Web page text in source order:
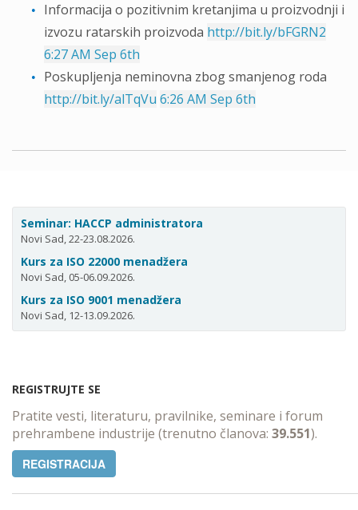
Informacija o pozitivnim kretanjima u proizvodnji i
izvozu ratarskih proizvoda http://bit.ly/bFGRN2
6:27 AM Sep 6th
Poskupljenja neminovna zbog smanjenog roda
http://bit.ly/alTqVu 6:26 AM Sep 6th
Seminar: HACCP administratora
Novi Sad, 22-23.08.2026.
Kurs za ISO 22000 menadžera
Novi Sad, 05-06.09.2026.
Kurs za ISO 9001 menadžera
Novi Sad, 12-13.09.2026.
REGISTRUJTE SE
Pratite vesti, literaturu, pravilnike, seminare i forum
prehrambene industrije (trenutno članova: 39.551).
REGISTRACIJA